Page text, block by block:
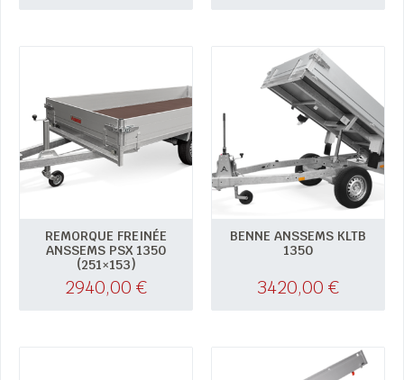
REMORQUE FREINÉE
ANSSEMS PSX 1350
(251×153)
2940,00 €
BENNE ANSSEMS KLTB
1350
3420,00 €